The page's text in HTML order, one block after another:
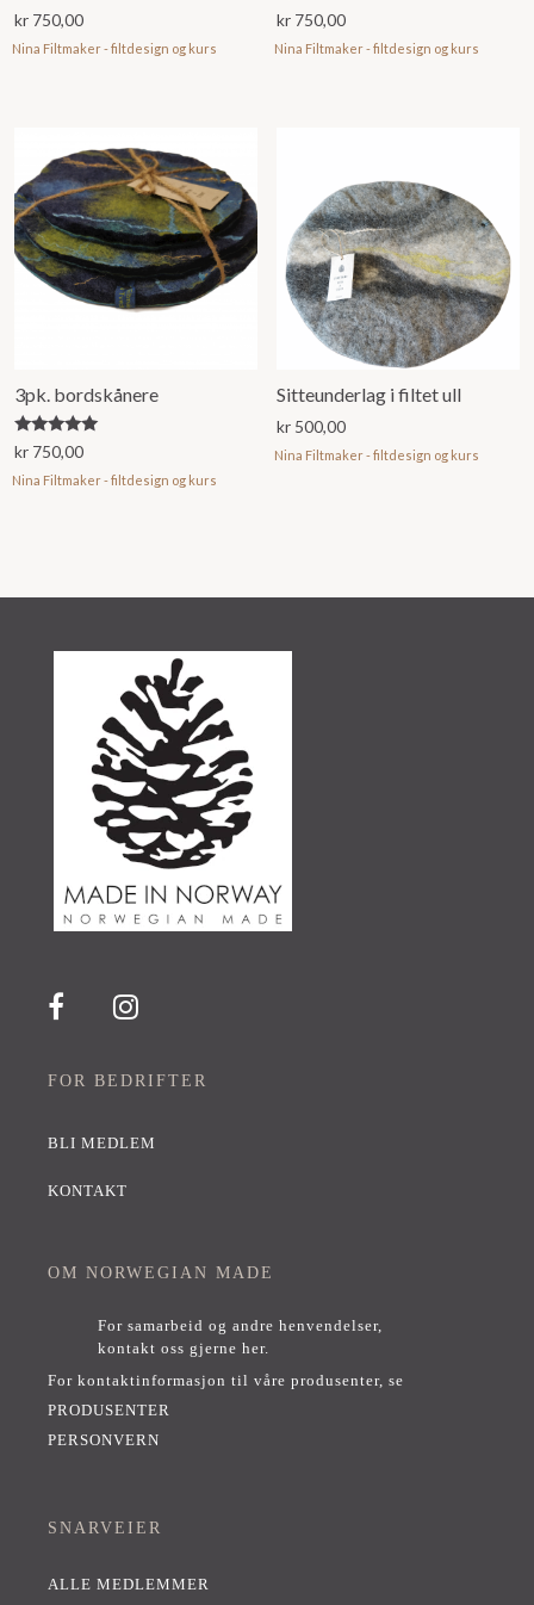
kr 750,00
Nina Filtmaker - filtdesign og kurs
kr 750,00
Nina Filtmaker - filtdesign og kurs
3pk. bordskånere
Vurdert
5.00
av 5
kr 750,00
Nina Filtmaker - filtdesign og kurs
Sitteunderlag i filtet ull
kr 500,00
Nina Filtmaker - filtdesign og kurs
FOR BEDRIFTER
BLI MEDLEM
KONTAKT
OM NORWEGIAN MADE
For samarbeid og andre henvendelser,
kontakt oss gjerne her.
For kontaktinformasjon til våre produsenter, se
PRODUSENTER
PERSONVERN
SNARVEIER
ALLE MEDLEMMER